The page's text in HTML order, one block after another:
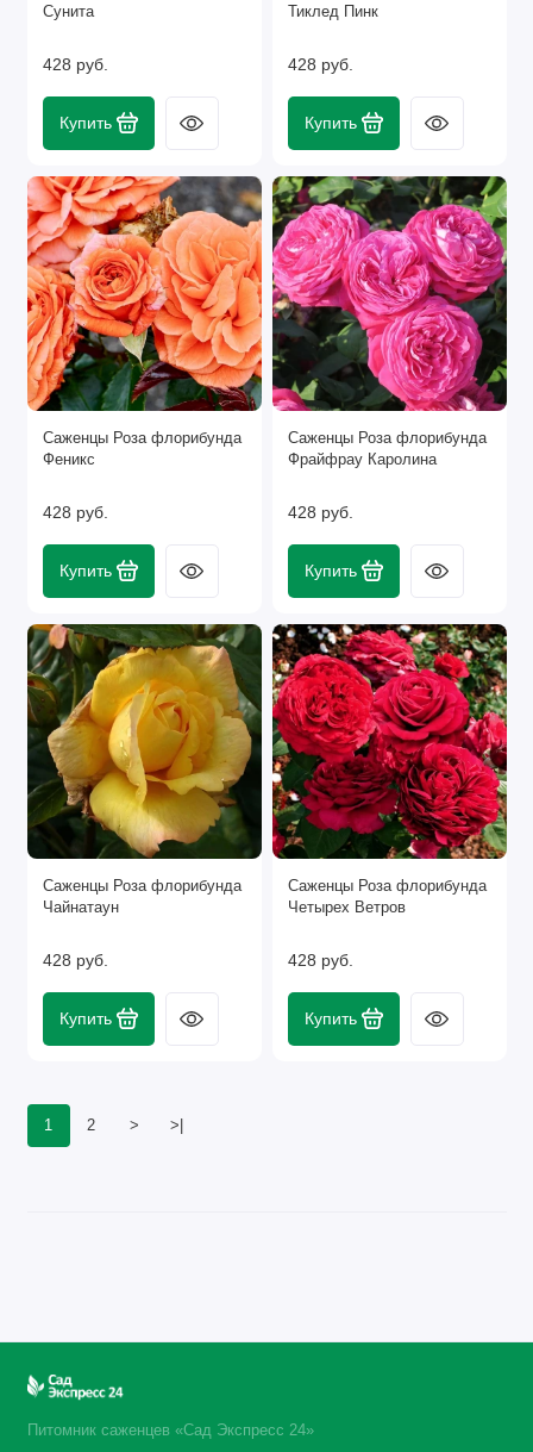
Сунита
428 руб.
Купить
Тиклед Пинк
428 руб.
Купить
Саженцы Роза флорибунда
Феникс
428 руб.
Купить
Саженцы Роза флорибунда
Фрайфрау Каролина
428 руб.
Купить
Саженцы Роза флорибунда
Чайнатаун
428 руб.
Купить
Саженцы Роза флорибунда
Четырех Ветров
428 руб.
Купить
1 2 > >|
Питомник саженцев «Сад Экспресс 24»